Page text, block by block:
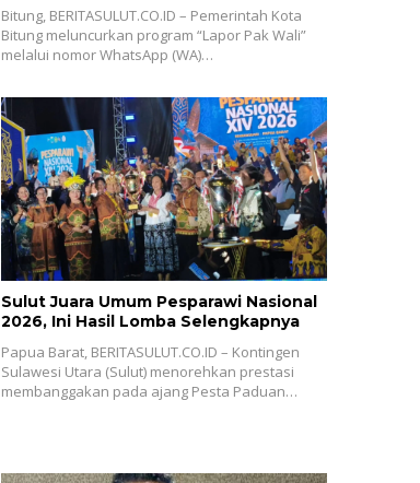
Bitung, BERITASULUT.CO.ID – Pemerintah Kota
Bitung meluncurkan program “Lapor Pak Wali”
melalui nomor WhatsApp (WA)…
Sulut Juara Umum Pesparawi Nasional
2026, Ini Hasil Lomba Selengkapnya
Papua Barat, BERITASULUT.CO.ID – Kontingen
Sulawesi Utara (Sulut) menorehkan prestasi
membanggakan pada ajang Pesta Paduan…